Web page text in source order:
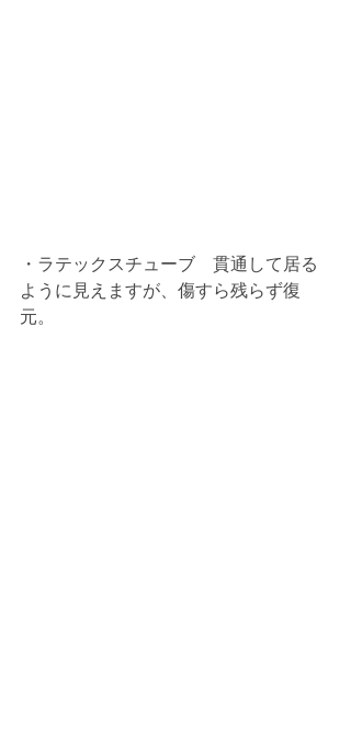
・ラテックスチューブ　貫通して居る
ように見えますが、傷すら残らず復
元。